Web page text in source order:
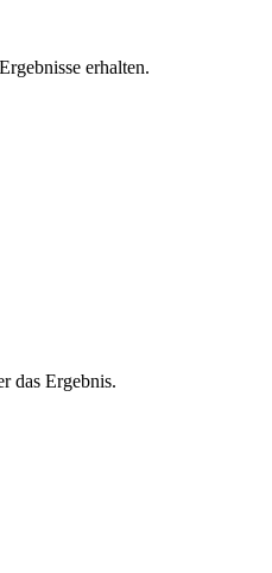
erhalten.
das Ergebnis.